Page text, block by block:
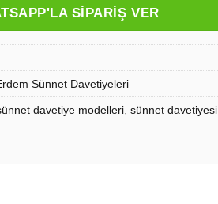
SIPARIŞ VER
Sünnet Davetiyeleri
davetiye modelleri sünnet davetiyesi